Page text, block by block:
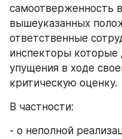
самоотверженность
вышеуказанных
ответственные
инспекторы которые
упущения в ходе
критическую оценку.
В частности:
- о неполной